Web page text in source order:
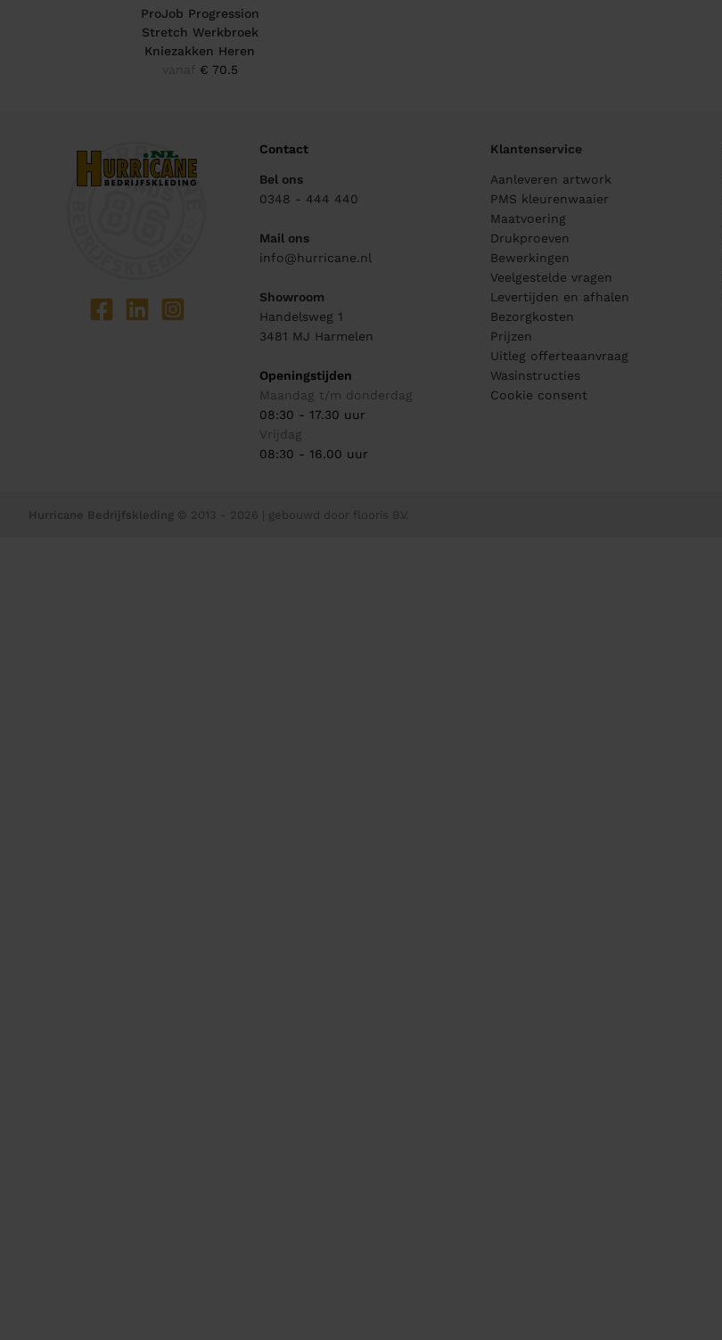
ProJob Progression
Stretch Werkbroek
Kniezakken Heren
€ 70.5
Contact
Bel ons
0348 - 444 440
Mail ons
info@hurricane.nl
Showroom
Handelsweg 1
3481 MJ Harmelen
Openingstijden
Maandag t/m donderdag
08:30 - 17.30 uur
Vrijdag
08:30 - 16.00 uur
Klantenservice
Aanleveren artwork
PMS kleurenwaaier
Maatvoering
Drukproeven
Bewerkingen
Veelgestelde vragen
Levertijden en afhalen
Bezorgkosten
Prijzen
Uitleg offerteaanvraag
Wasinstructies
Cookie consent
Hurricane Bedrijfskleding © 2013 - 2026 | gebouwd door flooris B.V.